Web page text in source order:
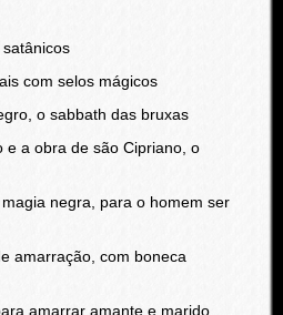
com selos mágicos
o sabbath das bruxas
e a obra de são Cipriano, o
negra, para o homem ser
amarração, com boneca
amarrar amante e marido